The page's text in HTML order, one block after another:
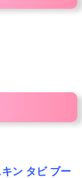
ン タビ ブー